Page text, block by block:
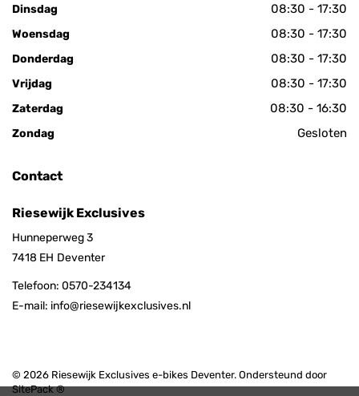
Dinsdag 08:30 - 17:30
Woensdag 08:30 - 17:30
Donderdag 08:30 - 17:30
Vrijdag 08:30 - 17:30
Zaterdag 08:30 - 16:30
Zondag Gesloten
Contact
Riesewijk Exclusives
Hunneperweg 3
7418 EH Deventer
Telefoon: 0570-234134
E-mail: info@riesewijkexclusives.nl
© 2026 Riesewijk Exclusives e-bikes Deventer. Ondersteund door
SitePack ®